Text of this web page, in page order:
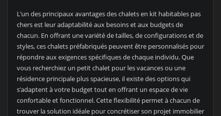
L’un des principaux avantages des chalets en kit habitables pas
chers est leur adaptabilité aux besoins et aux budgets de
chacun. En offrant une variété de tailles, de configurations et de
styles, ces chalets préfabriqués peuvent être personnalisés pour
répondre aux exigences spécifiques de chaque individu. Que
vous recherchiez un petit chalet pour les vacances ou une
résidence principale plus spacieuse, il existe des options qui
s’adaptent à votre budget tout en offrant un espace de vie
confortable et fonctionnel. Cette flexibilité permet à chacun de
trouver la solution idéale pour concrétiser son projet immobilier